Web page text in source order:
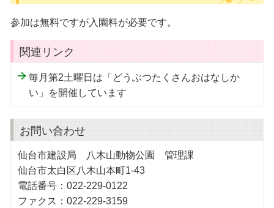
参加は無料ですが入園料が必要です。
関連リンク
毎月第2土曜日は「どうぶつたくさんおはなしか
い」を開催しています
お問い合わせ
仙台市建設局 八木山動物公園 管理課
仙台市太白区八木山本町1-43
電話番号：022-229-0122
ファクス：022-229-3159